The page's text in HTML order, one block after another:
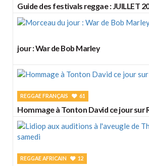
Guide des festivals reggae : JUILLET
jour : War de Bob Marley
REGGAE FRANÇAIS 61
Hommage à Tonton David ce jour sur
REGGAE AFRICAIN 12